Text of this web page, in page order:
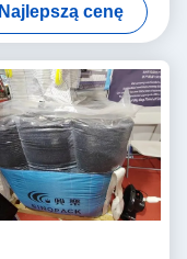
Najlepszą cenę